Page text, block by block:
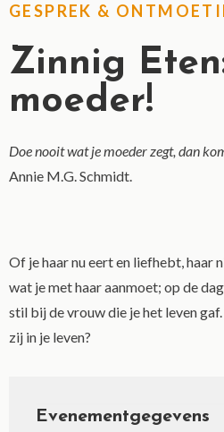
GESPREK &
Zinnig
moeder!
Doe nooit wat je moeder zegt, dan
Annie M.G. Schmidt.
Of je haar nu eert en liefhebt, haar
wat je met haar aanmoet; op de
stil bij de vrouw die je het leven
zij in je leven?
Evenementgegevens